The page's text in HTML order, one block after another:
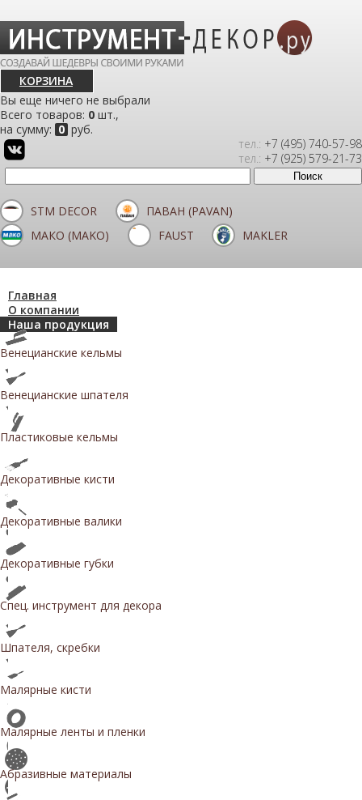
КОРЗИНА
Вы еще ничего не выбрали
Всего товаров: 0 шт.,
на сумму: 0 руб.
тел.: +7 (495) 740-57-98
тел.: +7 (925) 579-21-73
STM DECOR
ПАВАН (PAVAN)
МАКО (MAKO)
FAUST MAKLER
Главная
О компании
Наша продукция
Венецианские кельмы
Венецианские шпателя
Пластиковые кельмы
Декоративные кисти
Декоративные валики
Декоративные губки
Спец. инструмент для декора
Шпателя, скребки
Малярные кисти
Малярные ленты и пленки
Абразивные материалы